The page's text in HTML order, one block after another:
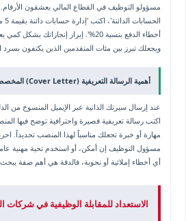
مسؤولو التوظيف في القطاع المالي يعشقون
أخطاء الدفع بنسبة 20%'. إبراز
ويجعلك تبرز بين مئات المتقدمين الذين يكتفون
أهمية الرسالة التعريفية (Cover Letter) المخصصة
عند إرسال سيرتك الذاتية عبر الإيميل المنسوخ من
اكتب رسالة تعريفية قصيرة واحترافية توضح فيها
مهارة أو خبرة تجعلك مناسباً لهذا المنصب تحديداً.
مسؤول التوظيف إن أمكن، أو استخدم تحية مهنية
أي أخطاء إملائية أو نحوية، فالدقة هي أهم صفة يبحث
الاستعداد للمقابلة الوظيفية في شركات